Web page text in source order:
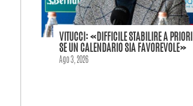
VITUCCI: «DIFFICILE STABILIRE A PRIORI
SE UN CALENDARIO SIA FAVOREVOLE»
Ago 3, 2026